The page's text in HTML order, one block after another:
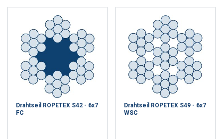
Drahtseil ROPETEX S42 - 6x7
FC
Drahtseil ROPETEX S49 - 6x7
WSC